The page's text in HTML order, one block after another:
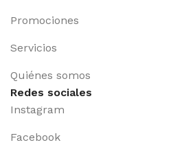
Promociones
Servicios
Quiénes somos
Redes sociales
Instagram
Facebook